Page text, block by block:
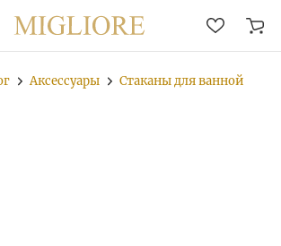
Аксессуары Стаканы для ванной